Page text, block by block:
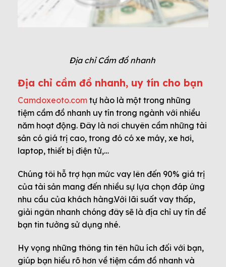
Địa chỉ Cầm đồ nhanh
Địa chỉ cầm đồ nhanh, uy tín cho bạn
Camdoxeoto.com tự hào là một trong những
tiệm cầm đồ nhanh uy tín trong ngành với nhiều
năm hoạt động. Đây là nơi chuyên cầm những tài
sản có giá trị cao, trong đó có xe máy, xe hơi,
laptop, thiết bị điện tử,…
Chúng tôi hỗ trợ hạn mức vay lên đến 90% giá trị
của tài sản mang đến nhiều sự lựa chọn đáp ứng
nhu cầu của khách hàng.Với lãi suất vay thấp,
giải ngân nhanh chóng đây sẽ là địa chỉ uy tín để
bạn tin tưởng sử dụng nhé.
Hy vọng những thông tin tên hữu ích đối với bạn,
giúp bạn hiểu rõ hơn về tiệm cầm đồ nhanh và